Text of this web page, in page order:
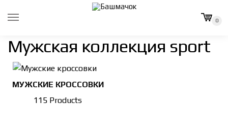
0
Мужская коллекция sport
МУЖСКИЕ КРОССОВКИ
115 Products